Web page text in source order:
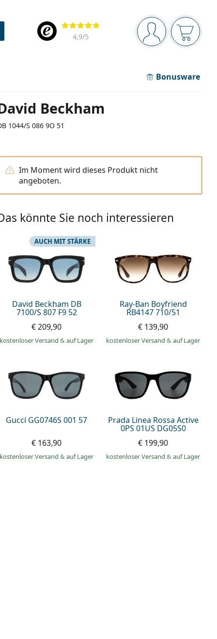
Navigationsleiste
Sie sind Der
Bewertung
4,9/5
Bonusware
Beckham
1044/S 086 9O 51
Im Moment wird dieses Produkt nicht
angeboten.
könnte Sie noch interessieren
David Beckham DB
7100/S 807 F9 52
AUCH MIT STÄRKE
€ 209,90
kostenloser Versand& auf Lager
Ray-Ban Boyfriend
RB4147 710/51
€ 139,90
kostenloser Versand& auf Lager
Gucci GG0746S 001 57
€ 163,90
kostenloser Versand& auf Lager
Prada Linea Rossa Active
0PS 01US DG05S0
€ 199,90
kostenloser Versand& auf Lager